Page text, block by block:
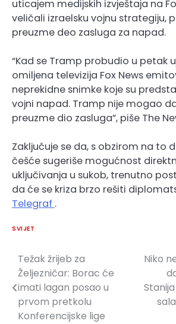
uticajem medijskih izvještaja na
veličali izraelsku vojnu strategiju,
preuzme deo zasluga za napad.
“Kad se Tramp probudio u petak
omiljena televizija Fox News
neprekidne snimke koje su
vojni napad. Tramp nije mogao
preuzme dio zasluga”, piše The
Zaključuje se da, s obzirom na to
češće sugeriše mogućnost
uključivanja u sukob, trenutno
da će se kriza brzo rešiti
Telegraf .
SVIJET
Navigacija
članaka
Težak žrijeb za
Željezničar: Borac će
imati lagan posao u
prvom pretkolu
Konferencijske lige
Niko